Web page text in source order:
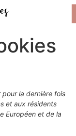
la dernière fois
et aux résidents
Européen et de la